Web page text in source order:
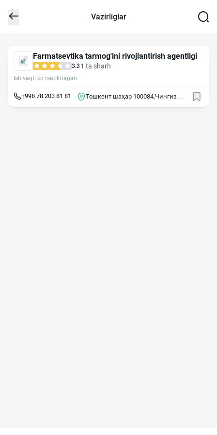
Vazirliglar
Farmatsevtika tarmog'ini rivojlantirish agentligi
3.3 1 ta sharh
Ish vaqti ko‘rsatilmagan
+998 78 203 81 81
Тошкент шаҳар 100084,Чингиз